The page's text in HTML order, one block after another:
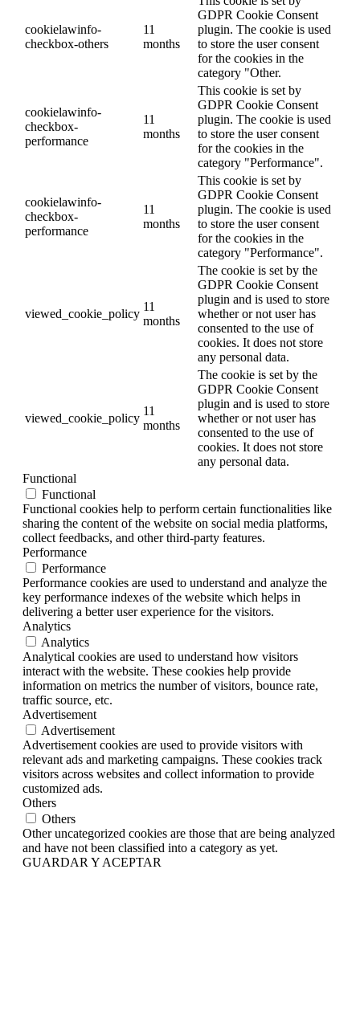
cookielawinfo-
checkbox-others
11
months
GDPR Cookie Consent
plugin. The cookie is used
to store the user consent
for the cookies in the
category "Other.
cookielawinfo-
checkbox-
performance
11
months
This cookie is set by
GDPR Cookie Consent
plugin. The cookie is used
to store the user consent
for the cookies in the
category "Performance".
cookielawinfo-
checkbox-
performance
11
months
This cookie is set by
GDPR Cookie Consent
plugin. The cookie is used
to store the user consent
for the cookies in the
category "Performance".
viewed_cookie_policy
11
months
The cookie is set by the
GDPR Cookie Consent
plugin and is used to store
whether or not user has
consented to the use of
cookies. It does not store
any personal data.
viewed_cookie_policy
11
months
The cookie is set by the
GDPR Cookie Consent
plugin and is used to store
whether or not user has
consented to the use of
cookies. It does not store
any personal data.
Functional
Functional
Functional cookies help to perform certain functionalities like
sharing the content of the website on social media platforms,
collect feedbacks, and other third-party features.
Performance
Performance
Performance cookies are used to understand and analyze the
key performance indexes of the website which helps in
delivering a better user experience for the visitors.
Analytics
Analytics
Analytical cookies are used to understand how visitors
interact with the website. These cookies help provide
information on metrics the number of visitors, bounce rate,
traffic source, etc.
Advertisement
Advertisement
Advertisement cookies are used to provide visitors with
relevant ads and marketing campaigns. These cookies track
visitors across websites and collect information to provide
customized ads.
Others
Others
Other uncategorized cookies are those that are being analyzed
and have not been classified into a category as yet.
GUARDAR Y ACEPTAR